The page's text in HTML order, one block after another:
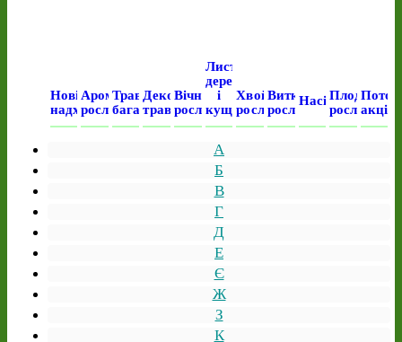
Нові
надходження
Ароматичні
рослини
Трав’янисті
багаторічні
Декоративні
трави
Вічнозелені
рослини
Листяні
дерева
і
кущі
Хвойні
рослини
Виткі
рослини
НасінняПлодові
рослини
акція
А
Б
В
Г
Д
Е
Є
Ж
З
К